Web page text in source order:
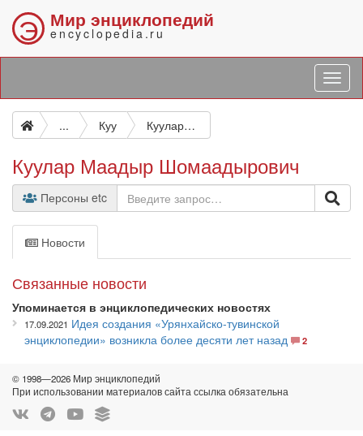
Э Мир энциклопедий
encyclopedia.ru
... Куу Куулар Маадыр Шомаадырович
Куулар Маадыр Шомаадырович
Персоны etc
Новости
Связанные новости
Упоминается в энциклопедических новостях
17.09.2021 Идея создания «Урянхайско-тувинской
энциклопедии» возникла более десяти лет назад
2
© 1998—2026 Мир энциклопедий
При использовании материалов сайта ссылка обязательна